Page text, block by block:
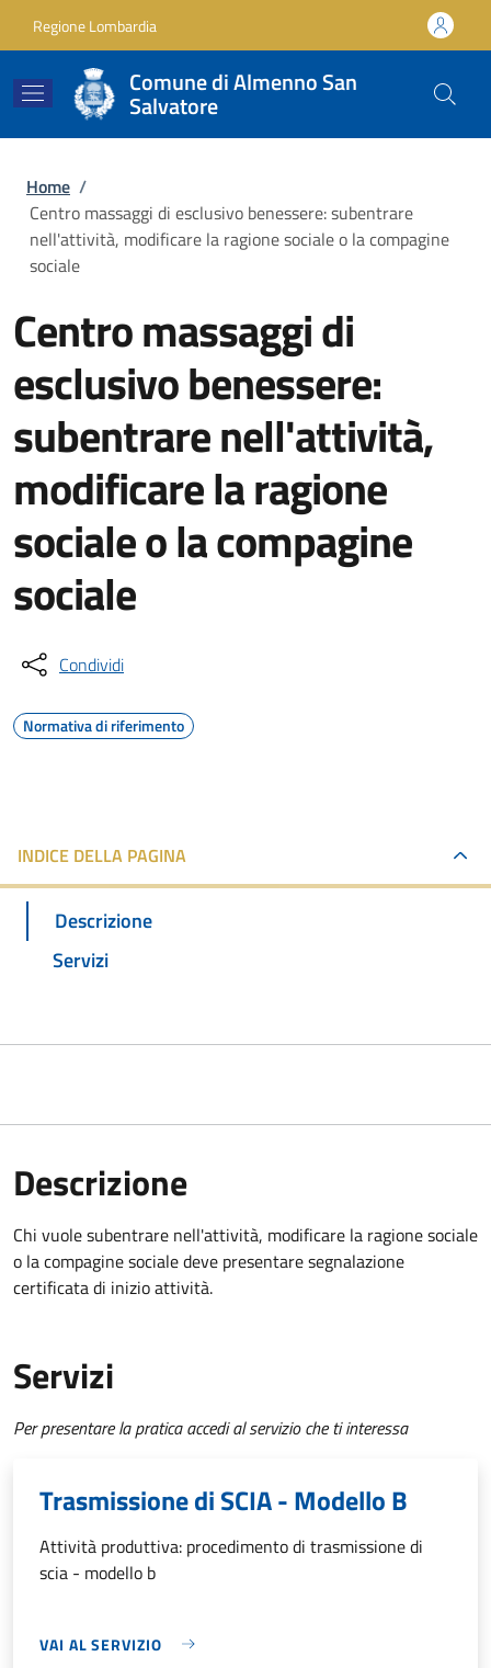
Regione Lombardia
Comune di Almenno San
Salvatore
Briciole di pane
Home /
Centro massaggi di esclusivo benessere: subentrare
nell'attività, modificare la ragione sociale o la compagine
sociale
Centro massaggi di
esclusivo benessere:
subentrare nell'attività,
modificare la ragione
sociale o la compagine
sociale
Condividi
Normativa di riferimento
INDICE DELLA PAGINA
Descrizione
Servizi
Descrizione
Chi vuole subentrare nell'attività, modificare la ragione sociale
o la compagine sociale deve presentaresegnalazione
certificata di inizio attività.
Servizi
Per presentare la pratica accedi al servizio che ti interessa
Trasmissione di SCIA - Modello B
Attività produttiva: procedimento di trasmissione di
scia - modello b
VAI AL SERVIZIO